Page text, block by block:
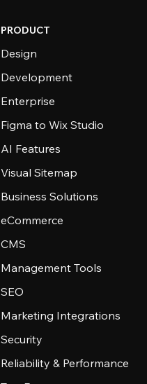
PRODUCT
Design
Development
Enterprise
Figma to Wix Studio
AI Features
Visual Sitemap
Business Solutions
eCommerce
CMS
Management Tools
SEO
Marketing Integrations
Security
Reliability & Performance